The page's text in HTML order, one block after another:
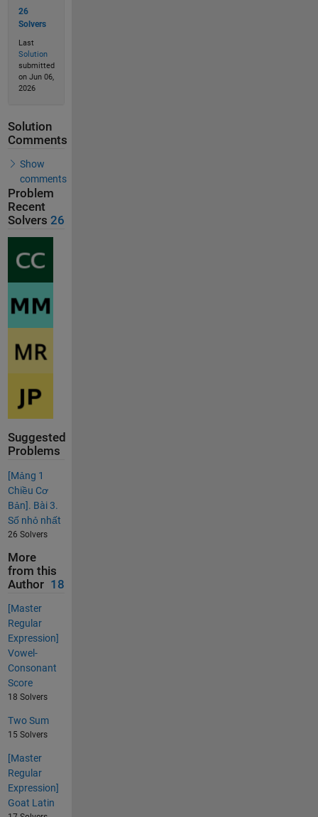
26
Solvers
Last
Solution
submitted
on Jun 06,
2026
Solution
Comments
Show
comments
Problem
Recent
Solvers 26
Suggested
Problems
[Mảng 1
Chiều Cơ
Bản]. Bài 3.
Số nhỏ nhất
26 Solvers
More
from this
Author 18
[Master
Regular
Expression]
Vowel-
Consonant
Score
18 Solvers
Two Sum
15 Solvers
[Master
Regular
Expression]
Goat Latin